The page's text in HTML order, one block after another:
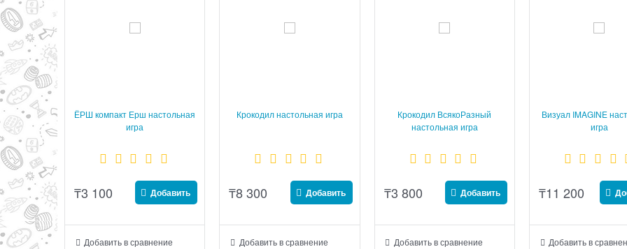
ЁРШ компакт Ерш настольная
игра
₸3 100 Добавить
Добавить в сравнение
Крокодил настольная игра
₸8 300 Добавить
Добавить в сравнение
Крокодил ВсякоРазный
настольная игра
₸3 800 Добавить
Добавить в сравнение
Визуал IMAGINE
игра
₸11 200
Добавить в